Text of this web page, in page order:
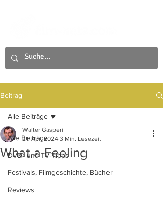
Beitrag
Alle Beiträge
DVD- und TV-Tipps
Festivals, Filmgeschichte, Bücher
Reviews
Alle Beiträge
What a Feeling
Walter Gasperi
21. Apr. 2024 3 Min. Lesezeit